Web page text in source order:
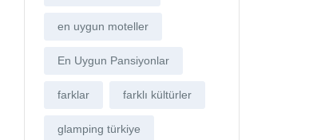
en uygun moteller
En Uygun Pansiyonlar
farklar farklı kültürler
glamping türkiye